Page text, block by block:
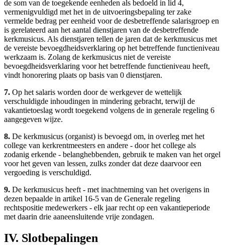
de som van de toegekende eenheden als bedoeld in lid 4,
vermenigvuldigd met het in de uitvoeringsbepaling ter zake
vermelde bedrag per eenheid voor de desbetreffende salarisgroep en
is gerelateerd aan het aantal dienstjaren van de desbetreffende
kerkmusicus. Als dienstjaren tellen de jaren dat de kerkmusicus met
de vereiste bevoegdheidsverklaring op het betreffende functieniveau
werkzaam is. Zolang de kerkmusicus niet de vereiste
bevoegdheidsverklaring voor het betreffende functieniveau heeft,
vindt honorering plaats op basis van 0 dienstjaren.
7. Op het salaris worden door de werkgever de wettelijk
verschuldigde inhoudingen in mindering gebracht, terwijl de
vakantietoeslag wordt toegekend volgens de in generale regeling 6
aangegeven wijze.
8. De kerkmusicus (organist) is bevoegd om, in overleg met het
college van kerkrentmeesters en andere - door het college als
zodanig erkende - belanghebbenden, gebruik te maken van het orgel
voor het geven van lessen, zulks zonder dat deze daarvoor een
vergoeding is verschuldigd.
9. De kerkmusicus heeft - met inachtneming van het overigens in
dezen bepaalde in artikel 16-5 van de Generale regeling
rechtspositie medewerkers - elk jaar recht op een vakantieperiode
met daarin drie aaneensluitende vrije zondagen.
IV. Slotbepalingen